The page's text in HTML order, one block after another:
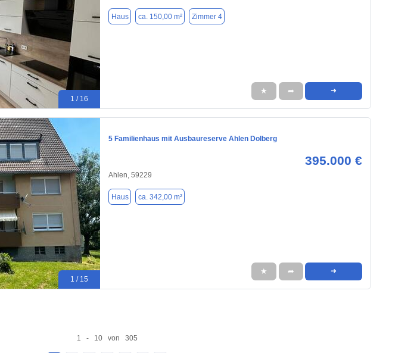
1 / 16
Haus ca. 150,00 m² Zimmer 4
★ ➦ ➜
1 / 15
5 Familienhaus mit Ausbaureserve Ahlen Dolberg
395.000 €
Ahlen, 59229
Haus ca. 342,00 m²
★ ➦ ➜
1 - 10 von 305